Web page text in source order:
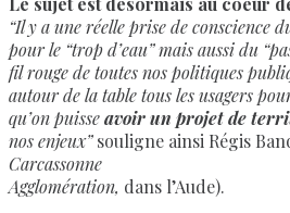
“Il y a une réelle prise de conscience
pour le “trop d’eau” mais aussi du
fil rouge de toutes nos politiques
autour de la table tous les usagers
qu’on puisseavoir un projet de
nos enjeux”souligne ainsi Régis
Carcassonne
Agglomération, dans l’Aude).